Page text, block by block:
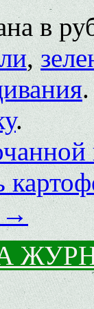
в
,
.
→